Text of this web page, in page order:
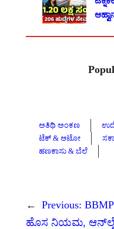
ಅತಿಥಿ ಅಂಕಣ
ಟೆಕ್ & ಆಟೋ
ಹಣಕಾಸು & ಬೆಲೆ
← Previous:
ಹೊಸ ನಿಯಮ, ಆನ್‌ಲೈನ್